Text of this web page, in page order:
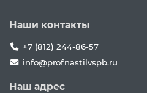
Наши контакты
+7 (812) 244-86-57
info@profnastilvspb.ru
Наш адрес